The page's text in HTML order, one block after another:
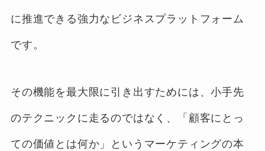
に推進できる強力なビジネスプラットフォーム
です。
その機能を最大限に引き出すためには、小手先
のテクニックに走るのではなく、「顧客にとっ
ての価値とは何か」というマーケティングの本